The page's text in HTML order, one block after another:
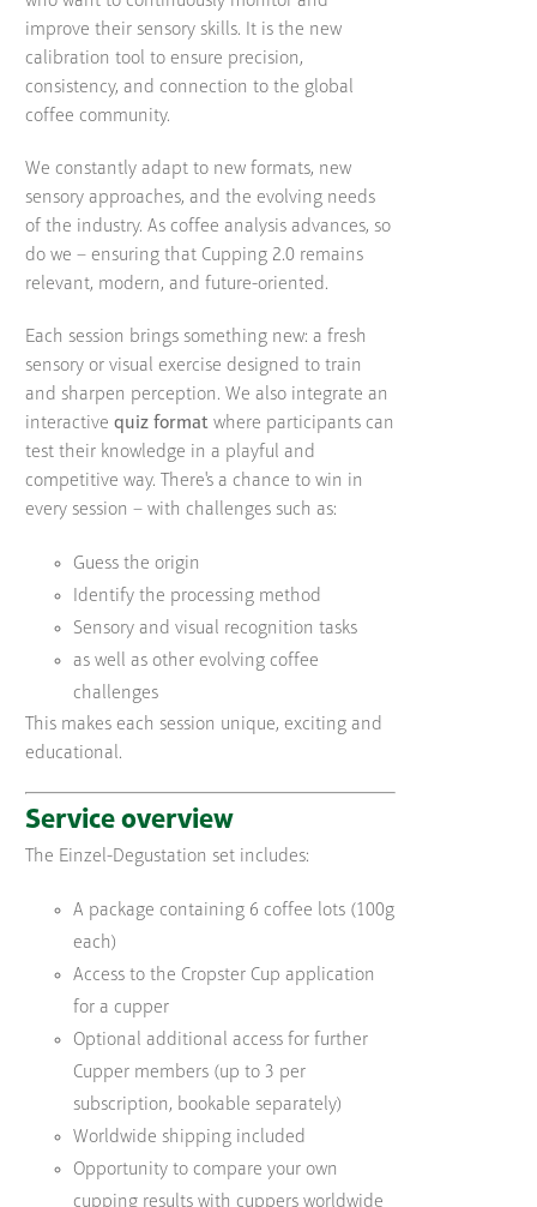
improve their sensory skills. It is the new
calibration tool to ensure precision,
consistency, and connection to the global
coffee community.
We constantly adapt to new formats, new
sensory approaches, and the evolving needs
of the industry. As coffee analysis advances, so
do we – ensuring that Cupping 2.0 remains
relevant, modern, and future-oriented.
Each session brings something new: a fresh
sensory or visual exercise designed to train
and sharpen perception. We also integrate an
interactive quiz formatwhere participants can
test their knowledge in a playful and
competitive way. There's a chance to win in
every session – with challenges such as:
Guess the origin
Identify the processing method
Sensory and visual recognition tasks
as well as other evolving coffee
challenges
This makes each session unique, exciting and
educational.
Service overview
The Einzel-Degustation set includes:
A package containing 6 coffee lots (100g
each)
Access to the Cropster Cup application
for a cupper
Optional additional access for further
Cupper members (up to 3 per
subscription, bookable separately)
Worldwide shipping included
Opportunity to compare your own
cupping results with cuppers worldwide